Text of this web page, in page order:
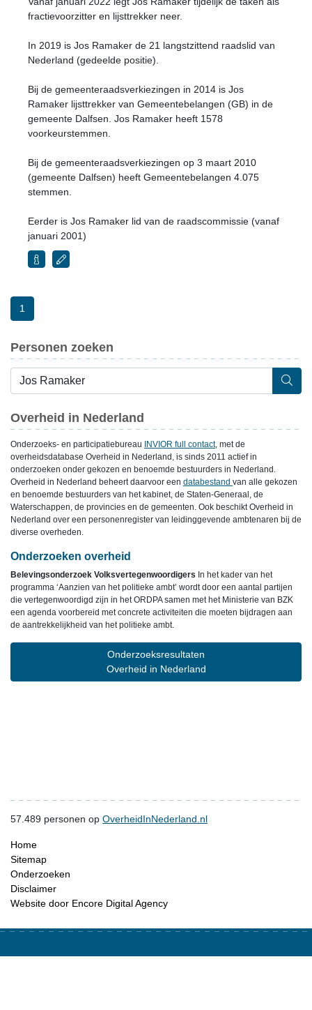
fractievoorzitter en lijsttrekker neer.
In 2019 is Jos Ramaker de 21 langstzittend raadslid van
Nederland (gedeelde positie).
Bij de gemeenteraadsverkiezingen in 2014 is Jos
Ramaker lijsttrekker van Gemeentebelangen (GB) in de
gemeente Dalfsen. Jos Ramaker heeft 1578
voorkeurstemmen.
Bij de gemeenteraadsverkiezingen op 3 maart 2010
(gemeente Dalfsen) heeft Gemeentebelangen 4.075
stemmen.
Eerder is Jos Ramaker lid van de raadscommissie (vanaf
januari 2001)
1
Personen zoeken
Overheid in Nederland
Onderzoeks- en participatiebureau INVIOR full contact, met de
overheidsdatabase Overheid in Nederland, is sinds 2011 actief in
onderzoeken onder gekozen en benoemde bestuurders in Nederland.
Overheid in Nederland beheert daarvoor een databestand van alle gekozen
en benoemde bestuurders van het kabinet, de Staten-Generaal, de
Waterschappen, de provincies en de gemeenten. Ook beschikt Overheid in
Nederland over een personenregister van leidinggevende ambtenaren bij de
diverse overheden.
Onderzoeken overheid
Belevingsonderzoek Volksvertegenwoordigers In het kader van het
programma ‘Aanzien van het politieke ambt’ wordt door een aantal partijen
die vertegenwoordigd zijn in het ORDPA samen met het Ministerie van BZK
een agenda voorbereid met concrete activiteiten die moeten bijdragen aan
de aantrekkelijkheid van het politieke ambt.
Onderzoeksresultaten
Overheid in Nederland
57.489 personen op OverheidInNederland.nl
Home
Sitemap
Onderzoeken
Disclaimer
Website door Encore Digital Agency